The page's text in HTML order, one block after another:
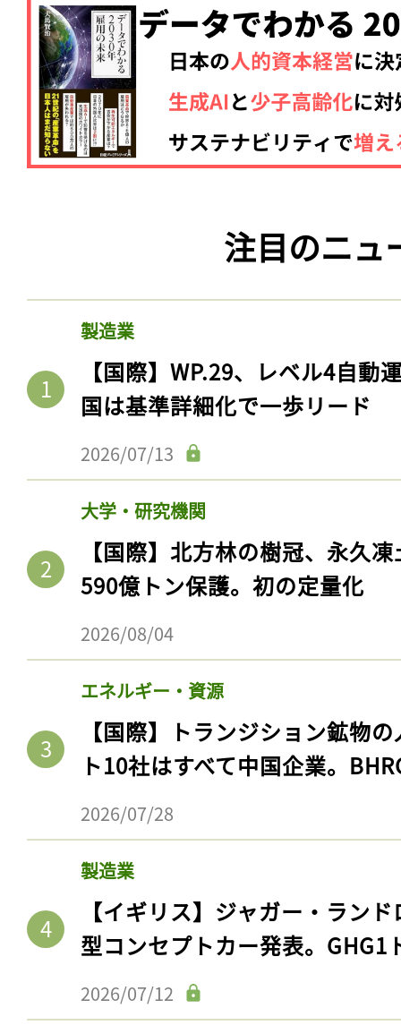
注目のニュ
製造業
【国際】WP.29、レベル4自動
国は基準詳細化で一歩リード
2026/07/13
大学・研究機関
【国際】北方林の樹冠、永久
590億トン保護。初の定量化
2026/08/04
エネルギー・資源
【国際】トランジション鉱物
ト10社はすべて中国企業。
2026/07/28
製造業
【イギリス】ジャガー・ラン
型コンセプトカー発表。GHG1
2026/07/12